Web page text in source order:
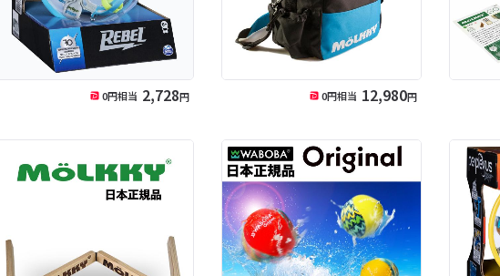
0円相当 2,728円 0円相当 12,980円